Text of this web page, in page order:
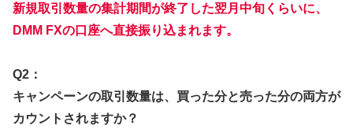
新規取引数量の集計期間が終了した翌月中旬くらいに、
DMM FXの口座へ直接振り込まれます。
Q2：
キャンペーンの取引数量は、買った分と売った分の両方が
カウントされますか？